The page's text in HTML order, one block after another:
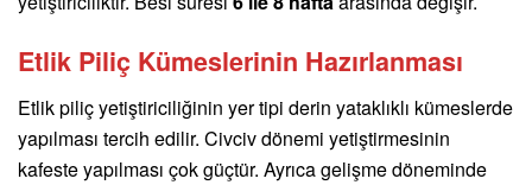
Etlik Piliç Kümeslerinin Hazırlanması
Etlik piliç yetiştiriciliğinin yer tipi derin yataklıklı kümeslerde
yapılması tercih edilir. Civciv dönemi yetiştirmesinin
kafeste yapılması çok güçtür. Ayrıca gelişme döneminde